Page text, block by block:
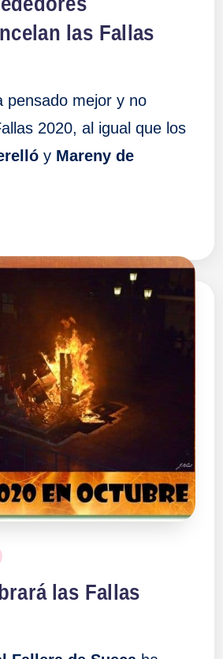
las Fallas
pensado mejor y no
2020, al igual que los
y Mareny de
las Fallas